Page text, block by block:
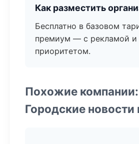
Как разместить
Бесплатно в базовом
премиум — с рекламой и
приоритетом.
Похожие компании:
Городские новости